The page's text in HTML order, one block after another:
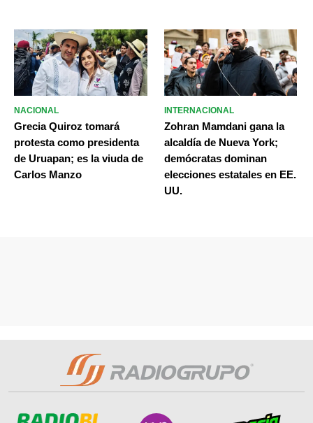
NACIONAL
Grecia Quiroz tomará
protesta como presidenta
de Uruapan; es la viuda de
Carlos Manzo
INTERNACIONAL
Zohran Mamdani gana la
alcaldía de Nueva York;
demócratas dominan
elecciones estatales en EE.
UU.